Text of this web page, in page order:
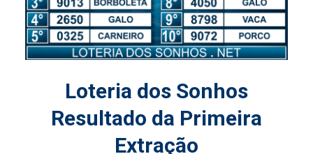
Loteria dos Sonhos
Resultado da Primeira
Extração